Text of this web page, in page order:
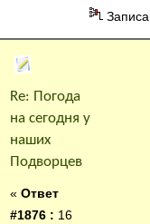
Re: Погода
на сегодня у
наших
Подворцев
« Ответ
#1876 : 16